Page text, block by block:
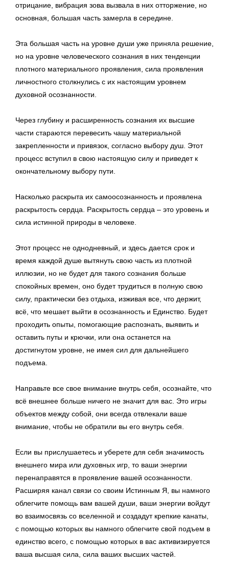
отрицание, вибрация зова вызвала в них отторжение, но
основная, большая часть замерла в середине.
Эта большая часть на уровне души уже приняла решение,
но на уровне человеческого сознания в них тенденции
плотного материального проявления, сила проявления
личностного столкнулись с их настоящим уровнем
духовной осознанности.
Через глубину и расширенность сознания их высшие
части стараются перевесить чашу материальной
закрепленности и привязок, согласно выбору душ. Этот
процесс вступил в свою настоящую силу и приведет к
окончательному выбору пути.
Насколько раскрыта их самоосознанность и проявлена
раскрытость сердца. Раскрытость сердца – это уровень и
сила истинной природы в человеке.
Этот процесс не однодневный, и здесь дается срок и
время каждой душе вытянуть свою часть из плотной
иллюзии, но не будет для такого сознания больше
спокойных времен, оно будет трудиться в полную свою
силу, практически без отдыха, изживая все, что держит,
всё, что мешает выйти в осознанность и Единство. Будет
проходить опыты, помогающие распознать, выявить и
оставить путы и крючки, или она останется на
достигнутом уровне, не имея сил для дальнейшего
подъема.
Направьте все свое внимание внутрь себя, осознайте, что
всё внешнее больше ничего не значит для вас. Это игры
объектов между собой, они всегда отвлекали ваше
внимание, чтобы не обратили вы его внутрь себя.
Если вы прислушаетесь и уберете для себя значимость
внешнего мира или духовных игр, то ваши энергии
перенаправятся в проявление вашей осознанности.
Расширяя канал связи со своим Истинным Я, вы намного
облегчите помощь вам вашей души, ваши энергии войдут
во взаимосвязь со вселенной и создадут крепкие канаты,
с помощью которых вы намного облегчите свой подъем в
единство всего, с помощью которых в вас активизируется
ваша высшая сила, сила ваших высших частей.